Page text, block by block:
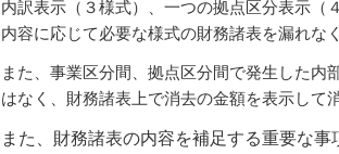
内訳表示（３様式）、一つの拠点区分表示（
内容に応じて必要な様式の財務諸表を漏れな
また、事業区分間、拠点区分間で発生した
はなく、財務諸表上で消去の金額を表示して
また、財務諸表の内容を補足する重要な